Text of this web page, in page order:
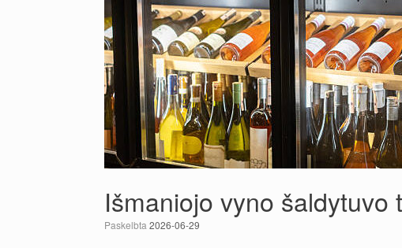
Išmaniojo vyno
Paskelbta 2026-06-29